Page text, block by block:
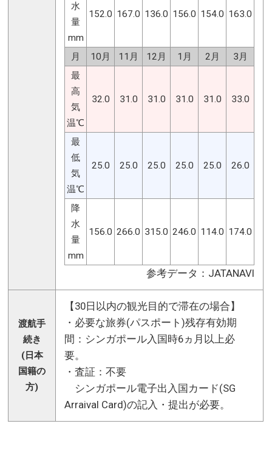
水
量
mm
152.0 167.0 136.0 156.0 154.0 163.0
月 10月 11月 12月 1月 2月
3月
最
高
気
温℃
32.0 31.0 31.0 31.0 31.0 33.0
最
低
気
温℃
25.0 25.0 25.0 25.0 25.0 26.0
降
水
量
mm
156.0 266.0 315.0 246.0 114.0 174.0
参考データ：JATANAVI
渡航手
続き
(日本
国籍の
方)
【30日以内の観光目的で滞在の場合】
・必要な旅券(パスポート)残存有効期
間：シンガポール入国時6ヵ月以上必
要。
・査証：不要
シンガポール電子出入国カード(SG
Arraival Card)の記入・提出が必要。